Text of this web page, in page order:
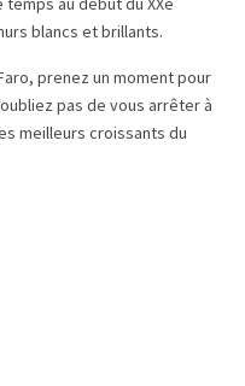
blancs et brillants.
prenez un moment pour
pas de vous arrêter à
meilleurs croissants du